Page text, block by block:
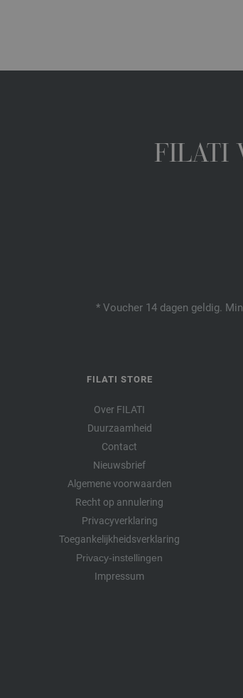
FILATI
* Voucher 14 dagen geldig.
FILATI STORE
Over FILATI
Duurzaamheid
Contact
Nieuwsbrief
Algemene voorwaarden
Recht op annulering
Privacyverklaring
Toegankelijkheidsverklaring
Privacy-instellingen
Impressum